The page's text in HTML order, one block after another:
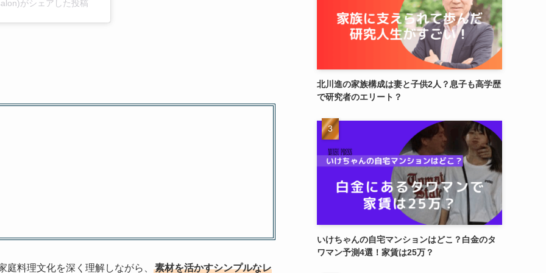
がシェアした投稿
料理文化を深く理解しながら、 素材を活かすシンプルなレ
北川進の家族構成は妻と子供2人？息子も高学歴
で研究者のエリート？
いけちゃんの自宅マンションはどこ？白金のタ
ワマン予測4選！家賃は25万？